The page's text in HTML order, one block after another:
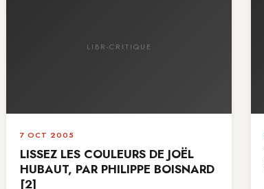
LIBR-CRITIQUE
7 OCT 2005
LISSEZ LES COULEURS DE JOËL
HUBAUT, PAR PHILIPPE BOISNARD
[2]